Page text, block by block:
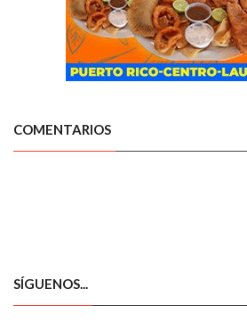
COMENTARIOS
SÍGUENOS...